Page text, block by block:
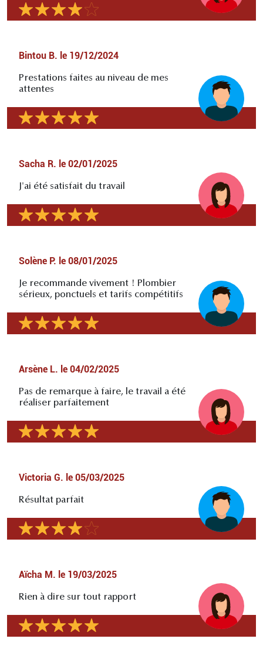
Bintou B. le 19/12/2024
Prestations faites au niveau de mes
attentes
Sacha R. le 02/01/2025
J'ai été satisfait du travail
Solène P. le 08/01/2025
Je recommande vivement ! Plombier
sérieux, ponctuels et tarifs compétitifs
Arsène L. le 04/02/2025
Pas de remarque à faire, le travail a été
réaliser parfaitement
Victoria G. le 05/03/2025
Résultat parfait
Aïcha M. le 19/03/2025
Rien à dire sur tout rapport